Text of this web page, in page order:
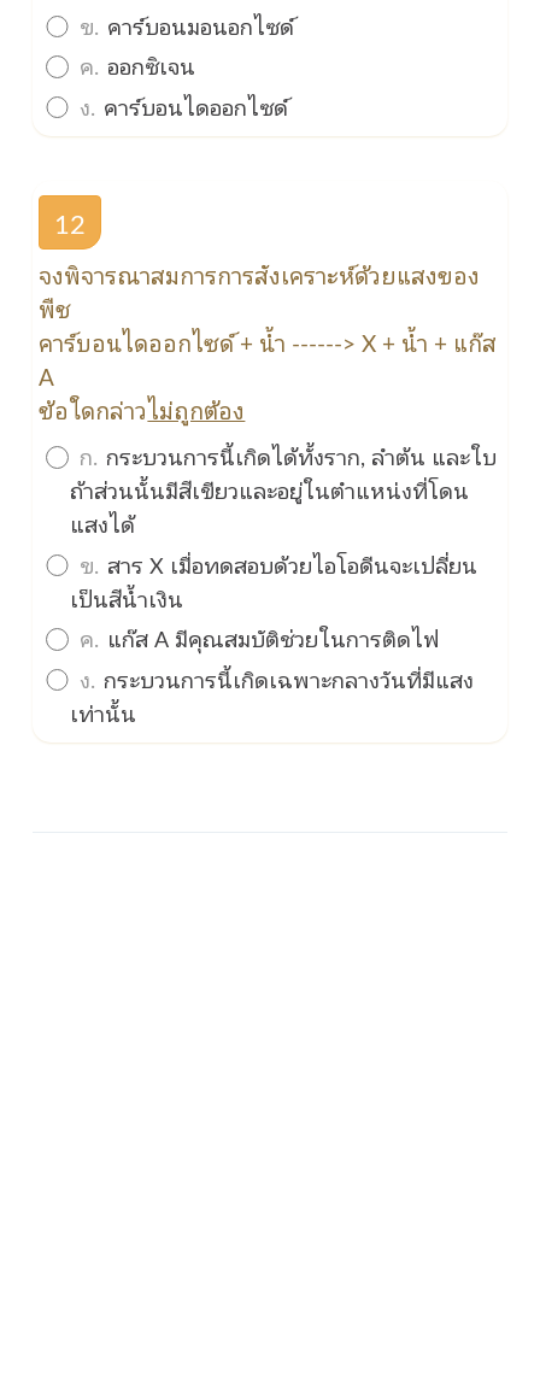
ข. คาร์บอนมอนอกไซด์
ค. ออกซิเจน
ง. คาร์บอนไดออกไซด์
12
จงพิจารณาสมการการสังเคราะห์ด้วยแสงของ
พืช
คาร์บอนไดออกไซด์ + น้ำ ------> X + น้ำ + แก๊ส
A
ข้อใดกล่าวไม่ถูกต้อง
ก. กระบวนการนี้เกิดได้ทั้งราก, ลำต้น และใบ
ถ้าส่วนนั้นมีสีเขียวและอยู่ในตำแหน่งที่โดน
แสงได้
ข. สาร X เมื่อทดสอบด้วยไอโอดีนจะเปลี่ยน
เป็นสีน้ำเงิน
ค. แก๊ส A มีคุณสมบัติช่วยในการติดไฟ
ง. กระบวนการนี้เกิดเฉพาะกลางวันที่มีแสง
เท่านั้น